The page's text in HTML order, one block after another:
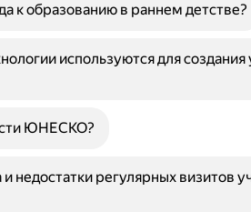
к образованию в раннем детстве?
используются для создания
ЮНЕСКО?
недостатки регулярных визитов